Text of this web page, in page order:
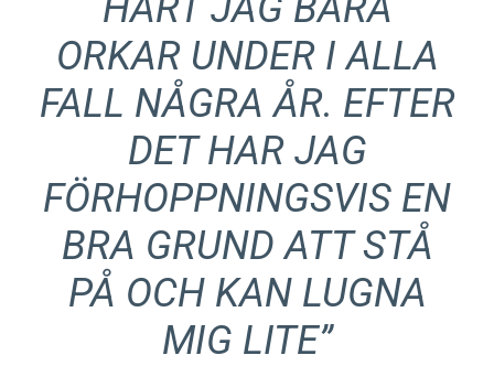
ORKAR UNDER I ALLA
FALL NÅGRA ÅR. EFTER
DET HAR JAG
FÖRHOPPNINGSVIS EN
BRA GRUND ATT STÅ
PÅ OCH KAN LUGNA
MIG LITE”